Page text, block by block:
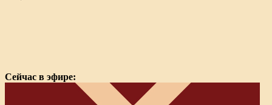
Сейчас в эфире: